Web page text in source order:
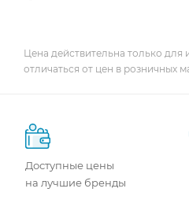
Цена действительна только для
отличаться от цен в розничных
Доступные цены
на лучшие бренды